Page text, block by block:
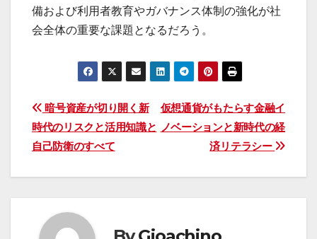
備および利用者教育やガバナンス体制の強化が社
会全体の重要な課題となるだろう。
投
稿
ナ
ゲ
仮想通貨がもたらす金融イ
ノベーションと新時代の経
済リテラシー
暗号資産が切り開く新
時代のリスクと活用知識と
自己防衛のすべて